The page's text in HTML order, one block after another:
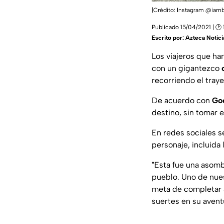
|Crédito: Instagram
Publicado 15/04/2021 | 🕑
Escrito por: Azteca
Los viajeros que
con un gigantezco
recorriendo el
De acuerdo con
destino, sin tomar
En redes sociales
personaje, incluida
"Esta fue una
pueblo. Uno de
meta de
suertes en su